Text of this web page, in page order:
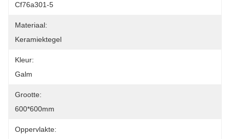
Cf76a301-5
Materiaal:
Keramiektegel
Kleur:
Galm
Grootte:
600*600mm
Oppervlakte: